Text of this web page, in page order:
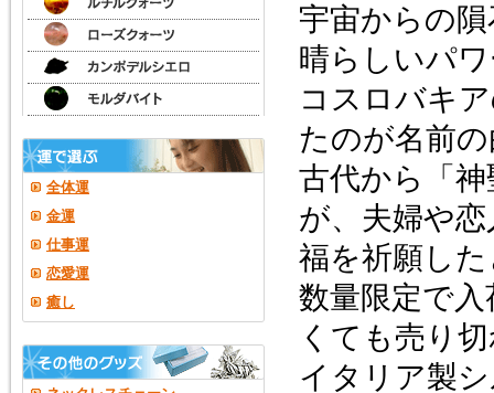
全体運
金運
仕事運
恋愛運
癒し
宇宙からの
晴らしいパ
コスロバキ
たのが名前
古代から「
が、夫婦や
福を祈願し
数量限定で
くても売り
イタリア製